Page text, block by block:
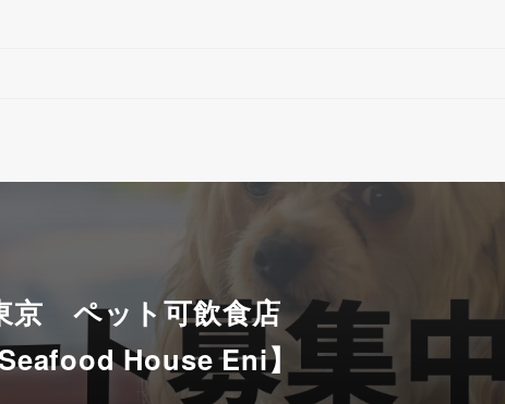
京 ペット可飲食店
House Eni】